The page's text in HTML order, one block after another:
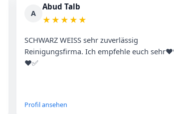
A
Abud Talb
★ ★ ★ ★ ★
SCHWARZ WEISS sehr zuverlässig
Reinigungsfirma. Ich empfehle euch sehr❤️❤️
❤️✅
Profil ansehen